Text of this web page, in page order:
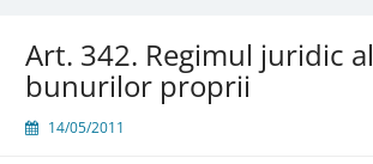
acestora
Art. 342. Regimul juridic al
bunurilor proprii
14/05/2011